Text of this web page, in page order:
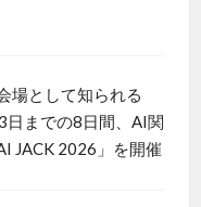
場として知られる
日までの8日間、AI関
JACK 2026」を開催